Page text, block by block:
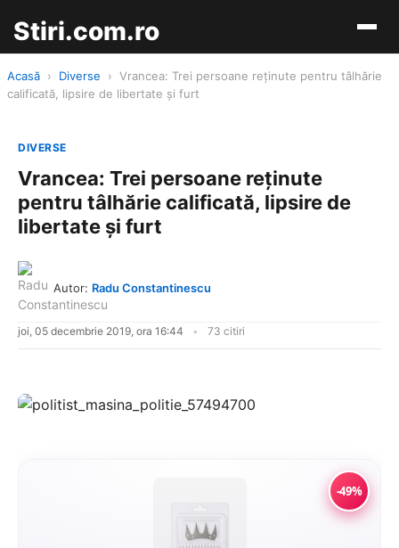
Stiri.com.ro
Acasă › Diverse › Vrancea: Trei persoane reţinute pentru tâlhărie
calificată, lipsire de libertate şi furt
DIVERSE
Vrancea: Trei persoane reţinute
pentru tâlhărie calificată, lipsire de
libertate şi furt
Autor: Radu Constantinescu
joi, 05 decembrie 2019, ora 16:44 73 citiri
-49%